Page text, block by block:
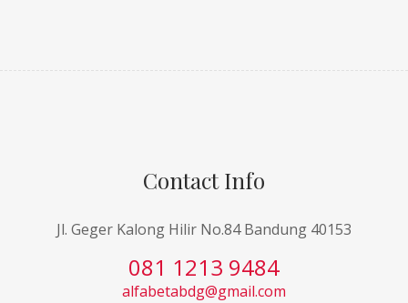
Contact Info
Jl. Geger Kalong Hilir No.84 Bandung 40153
081 1213 9484
alfabetabdg@gmail.com